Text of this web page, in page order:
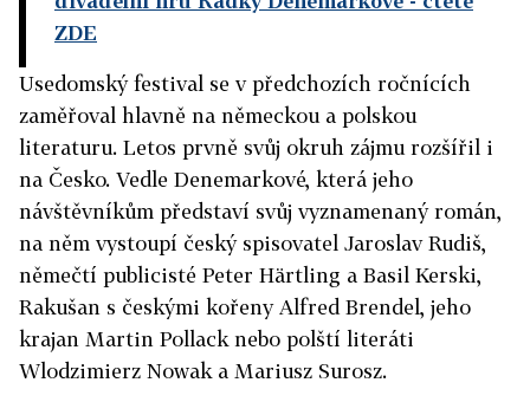
ZDE
Usedomský festival se v předchozích ročnících
zaměřoval hlavně na německou a polskou
literaturu. Letos prvně svůj okruh zájmu rozšířil i
na Česko. Vedle Denemarkové, která jeho
návštěvníkům představí svůj vyznamenaný román,
na něm vystoupí český spisovatel Jaroslav Rudiš,
němečtí publicisté Peter Härtling a Basil Kerski,
Rakušan s českými kořeny Alfred Brendel, jeho
krajan Martin Pollack nebo polští literáti
Wlodzimierz Nowak a Mariusz Surosz.